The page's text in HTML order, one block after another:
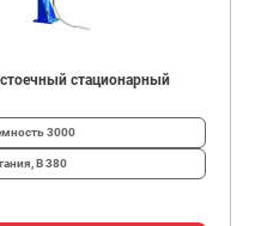
стационарный
3000
В380